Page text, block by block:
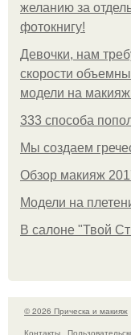
желанию за
фотокнигу!
Девочки, нам
скорости
модели на
333 способа
Мы создаем
Обзор макияж
Модели на
В салоне "Твой
© 2026 Прическа и макияж
Контакты